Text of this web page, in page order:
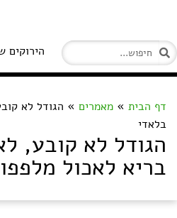
הירוקים
דף הבית » מאמרים » הגודל לא
בלאדי
הגודל לא קובע,
בריא לאכול